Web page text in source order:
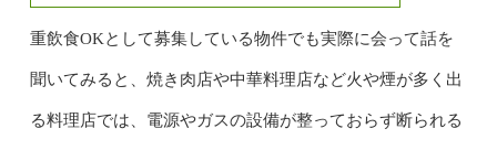
重飲食OKとして募集している物件でも実際に会って話を
聞いてみると、焼き肉店や中華料理店など火や煙が多く出
る料理店では、電源やガスの設備が整っておらず断られる